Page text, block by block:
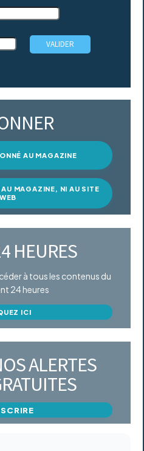
AU MAGAZINE
AU MAGAZINE, NI AU SITE
WEB
HEURES
à tous les contenus du
24 heures
ICI
ALERTES